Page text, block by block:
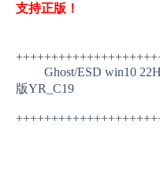
支持正版！
Ghost/ESD win10
版YR_C19
雨人制作